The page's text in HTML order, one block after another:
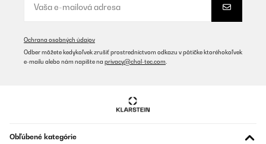
Ochrana osobných údajov
Odber môžete kedykoľvek zrušiť prostredníctvom odkazu v pätičke ktoréhokoľvek
e-mailu alebo nám napíšte na privacy@chal-tec.com
Obľúbené kategórie